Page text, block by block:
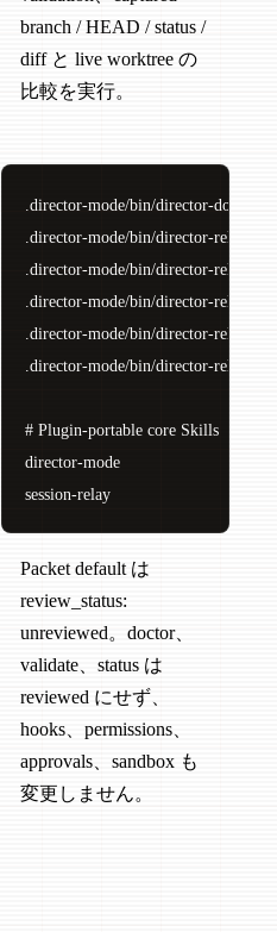
world/director-mode-lite.git
to/project
branch / HEAD / status /
diff と live worktree の
比較を実行。
.director-mode/bin/director-doctor
.director-mode/bin/director-relay --
.director-mode/bin/director-relay
.director-mode/bin/director-relay
.director-mode/bin/director-relay
.director-mode/bin/director-relay
# Plugin-portable core Skills
director-mode
session-relay
Packet default は
review_status:
unreviewed。doctor、
validate、status は
reviewed にせず、
hooks、permissions、
approvals、sandbox も
変更しません。